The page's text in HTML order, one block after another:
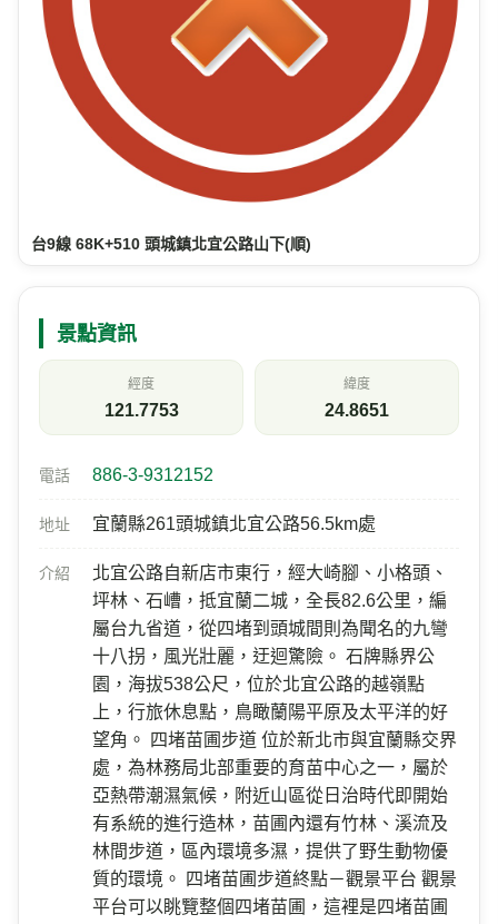
台9線 68K+510 頭城鎮北宜公路山下(順)
景點資訊
經度
121.7753
緯度
24.8651
電話 886-3-9312152
地址 宜蘭縣261頭城鎮北宜公路56.5km處
介紹
北宜公路自新店市東行，經大崎腳、小格頭、
坪林、石嶆，抵宜蘭二城，全長82.6公里，編
屬台九省道，從四堵到頭城間則為聞名的九彎
十八拐，風光壯麗，迂迴驚險。 石牌縣界公
園，海拔538公尺，位於北宜公路的越嶺點
上，行旅休息點，鳥瞰蘭陽平原及太平洋的好
望角。 四堵苗圃步道 位於新北市與宜蘭縣交界
處，為林務局北部重要的育苗中心之一，屬於
亞熱帶潮濕氣候，附近山區從日治時代即開始
有系統的進行造林，苗圃內還有竹林、溪流及
林間步道，區內環境多濕，提供了野生動物優
質的環境。 四堵苗圃步道終點－觀景平台 觀景
平台可以眺覽整個四堵苗圃，這裡是四堵苗圃